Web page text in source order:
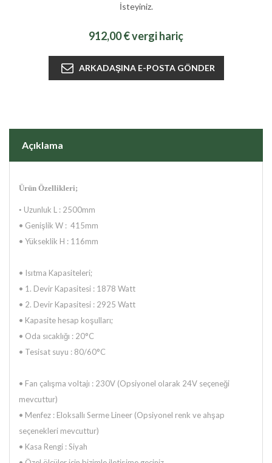
İsteyiniz.
912,00 € vergi hariç
Açıklama
Ürün Özellikleri;
• Uzunluk L : 2500mm
• Genişlik W : 415mm
• Yükseklik H : 116mm
• Isıtma Kapasiteleri;
• 1. Devir Kapasitesi : 1878 Watt
• 2. Devir Kapasitesi : 2925 Watt
• Kapasite hesap koşulları;
• Oda sıcaklığı : 20°C
• Tesisat suyu : 80/60°C
• Fan çalışma voltajı : 230V (Opsiyonel olarak 24V seçeneği
mevcuttur)
• Menfez : Eloksallı Serme Lineer (Opsiyonel renk ve ahşap
seçenekleri mevcuttur)
• Kasa Rengi : Siyah